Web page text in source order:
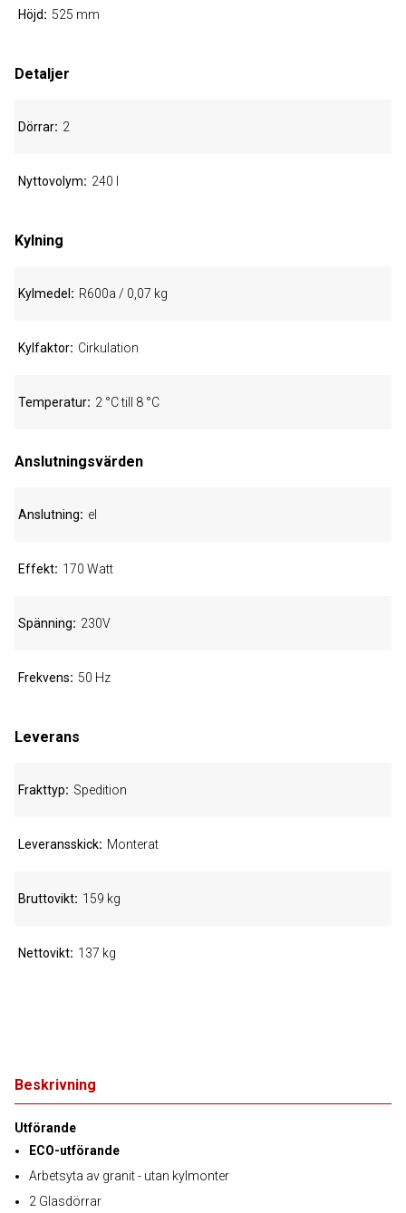
Beskrivning
Utförande
ECO-utförande
Arbetsyta av granit - utan kylmonter
2 Glasdörrar
Höjd 525 mm
Detaljer
Dörrar 2
Nyttovolym 240 l
Kylning
Kylmedel R600a / 0,07 kg
Kylfaktor Cirkulation
Temperatur 2 °C till 8 °C
Anslutningsvärden
Anslutning el
Effekt 170 Watt
Spänning 230V
Frekvens 50 Hz
Leverans
Frakttyp Spedition
Leveransskick Monterat
Bruttovikt 159 kg
Nettovikt 137 kg